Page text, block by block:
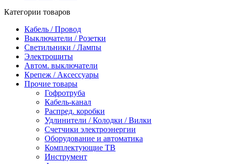
Категории товаров
Кабель / Провод
Выключатели / Розетки
Светильники / Лампы
Электрощиты
Автом. выключатели
Крепеж / Аксессуары
Прочие товары
Гофротруба
Кабель-канал
Распред. коробки
Удлинители / Колодки / Вилки
Счетчики электроэнергии
Оборудование и автоматика
Комплектующие ТВ
Инструмент